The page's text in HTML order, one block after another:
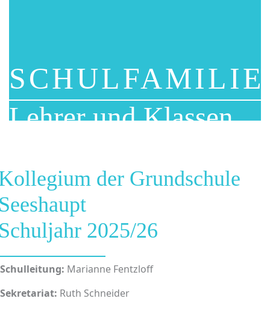
SCHULFAMILIE
Lehrer und Klassen
der Grundschule
2025/26
Schulleitung: Marianne Fentzloff
Sekretariat: Ruth Schneider